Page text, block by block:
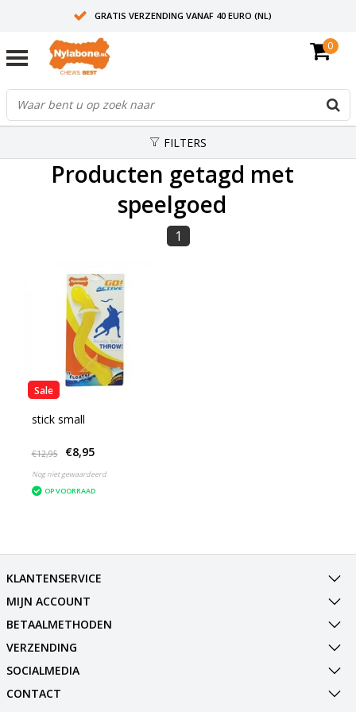
GRATIS VERZENDING VANAF 40 EURO (NL)
0
FILTERS
Producten getagd met
speelgoed
1
Sale
stick small
€12,95 €8,95
Nog niet gewaardeerd
OP VOORRAAD
KLANTENSERVICE
MIJN ACCOUNT
BETAALMETHODEN
VERZENDING
SOCIALMEDIA
CONTACT